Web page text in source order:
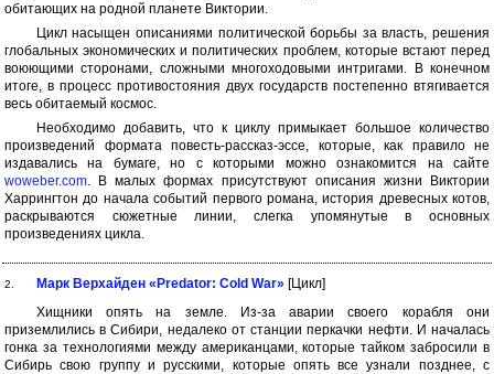
обитающих на родной планете Виктории.
Цикл насыщен описаниями политической борьбы за власть, решения
глобальных экономических и политических проблем, которые встают перед
воюющими сторонами, сложными многоходовыми интригами. В конечном
итоге, в процесс противостояния двух государств постепенно втягивается
весь обитаемый космос.
Необходимо добавить, что к циклу примыкает большое количество
произведений формата повесть-рассказ-эссе, которые, как правило не
издавались на бумаге, но с которыми можно ознакомится на сайте
woweber.com. В малых формах присутствуют описания жизни Виктории
Харрингтон до начала событий первого романа, история древесных котов,
раскрываются сюжетные линии, слегка упомянутые в основных
произведениях цикла.
2. Марк Верхайден «Predator: Cold War» [Цикл]
Хищники опять на земле. Из-за аварии своего корабля они
приземлились в Сибири, недалеко от станции перкачки нефти. И началась
гонка за технологиями между американцами, которые тайком забросили в
Сибирь свою группу и русскими, которые опять все узнали позднее, с